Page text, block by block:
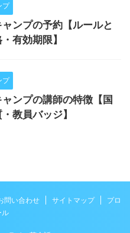
プ
ンプの予約【ルールと
有効期限】
プ
ンプの講師の特徴【国
教員バッジ】
問い合わせ サイトマップ
プロ
ル